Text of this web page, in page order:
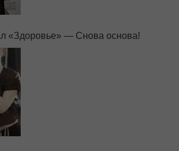
«Здоровье» — Снова основа!